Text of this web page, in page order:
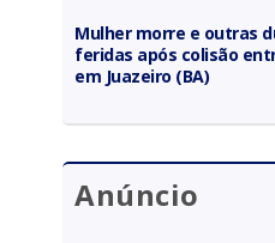
Mulher morre e outras
feridas após colisão
em Juazeiro (BA)
Anúncio